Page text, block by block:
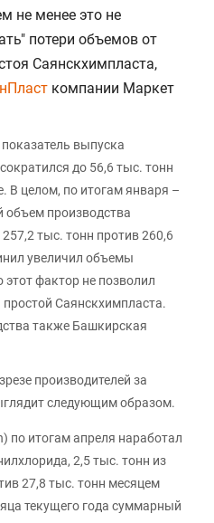
не менее это не
потери объемов от
Саянскхимпласта,
компании Маркет
выпуска
до 56,6 тыс. тонн
В целом, по итогам января –
объем производства
тыс. тонн против 260,6
увеличил объемы
этот фактор не позволил
Саянскхимпласта.
также Башкирская
производителей за
следующим образом.
по итогам апреля наработал
2,5 тыс. тонн из
27,8 тыс. тонн месяцем
текущего года суммарный